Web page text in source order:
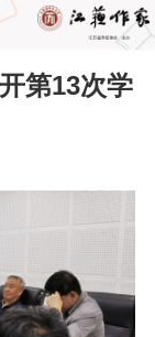
第13次学